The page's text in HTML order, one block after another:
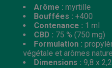
Arôme : myrtille
Bouffées : +400
Contenance : 1 ml
CBD : 75 % (750 mg)
Formulation :
végétale et arômes
Dimensions : 9,8 x